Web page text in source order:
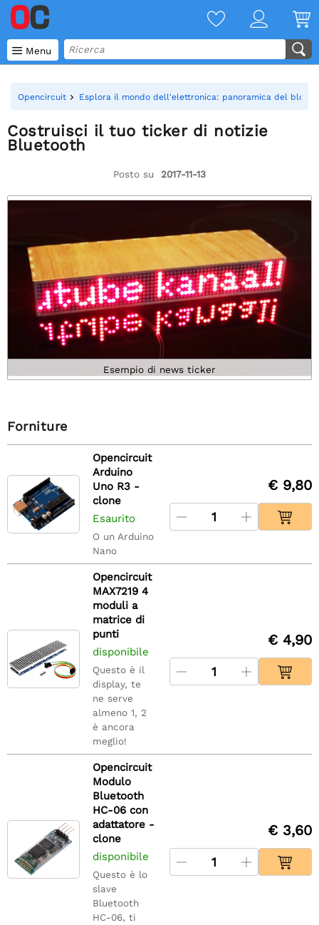
 Menu
Opencircuit Esplora il mondo dell'elettronica: panoramica del blog
Costruisci il tuo ticker di notizie
Bluetooth
Posto su 2017-11-13
Esempio di news ticker
Forniture
Opencircuit
Arduino
Uno R3 -
clone
Esaurito
O un Arduino
Nano
€ 9,80
Opencircuit
MAX7219 4
moduli a
matrice di
punti
disponibile
Questo è il
display, te
ne serve
almeno 1, 2
è ancora
meglio!
€ 4,90
Opencircuit
Modulo
Bluetooth
HC-06 con
adattatore -
clone
disponibile
Questo è lo
slave
Bluetooth
HC-06, ti
€ 3,60